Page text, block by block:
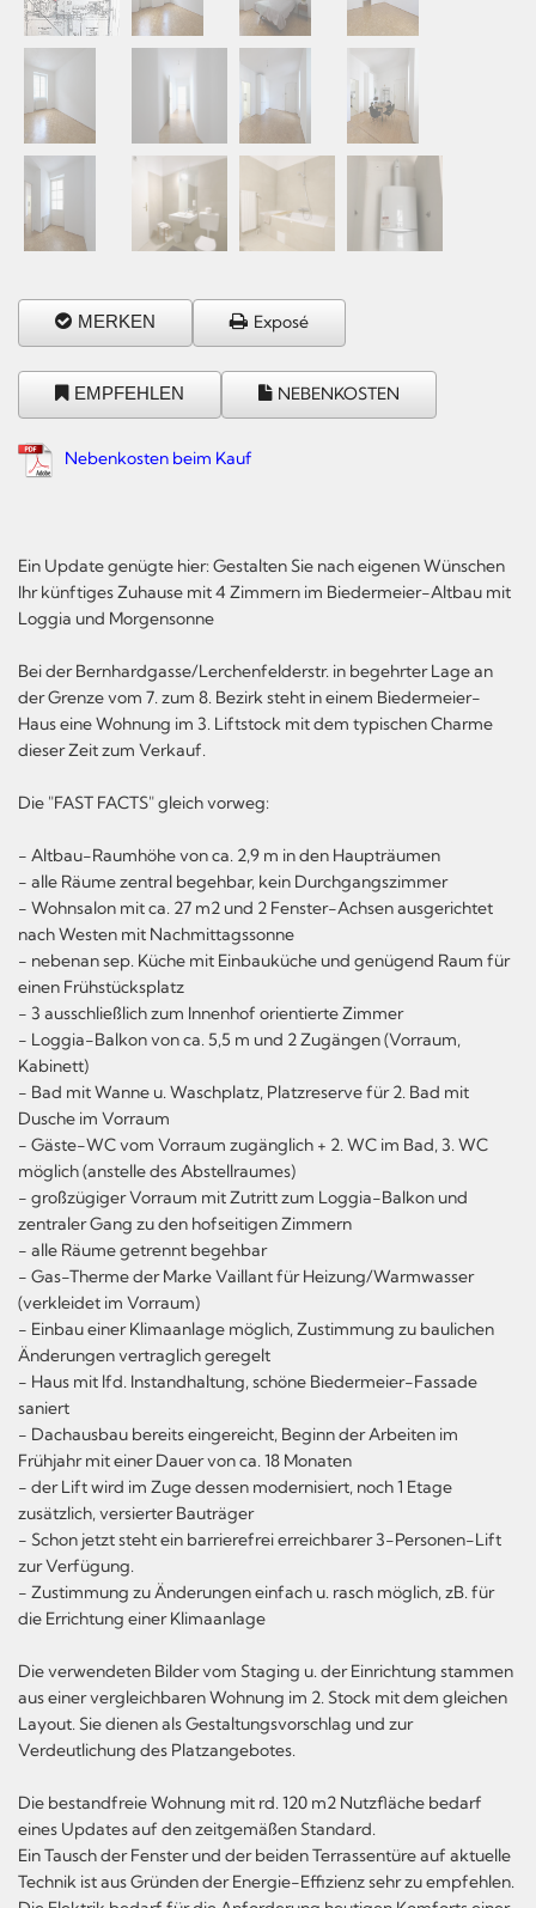
MERKEN Exposé
EMPFEHLEN NEBENKOSTEN
Nebenkosten beim Kauf
Ein Update genügte hier: Gestalten Sie nach eigenen Wünschen
Ihr künftiges Zuhause mit 4 Zimmern im Biedermeier-Altbau mit
Loggia und Morgensonne
Bei der Bernhardgasse/Lerchenfelderstr. in begehrter Lage an
der Grenze vom 7. zum 8. Bezirk steht in einem Biedermeier-
Haus eine Wohnung im 3. Liftstock mit dem typischen Charme
dieser Zeit zum Verkauf.
Die "FAST FACTS" gleich vorweg:
- Altbau-Raumhöhe von ca. 2,9 m in den Haupträumen
- alle Räume zentral begehbar, kein Durchgangszimmer
- Wohnsalon mit ca. 27 m2 und 2 Fenster-Achsen ausgerichtet
nach Westen mit Nachmittagssonne
- nebenan sep. Küche mit Einbauküche und genügend Raum für
einen Frühstücksplatz
- 3 ausschließlich zum Innenhof orientierte Zimmer
- Loggia-Balkon von ca. 5,5 m und 2 Zugängen (Vorraum,
Kabinett)
- Bad mit Wanne u. Waschplatz, Platzreserve für 2. Bad mit
Dusche im Vorraum
- Gäste-WC vom Vorraum zugänglich + 2. WC im Bad, 3. WC
möglich (anstelle des Abstellraumes)
- großzügiger Vorraum mit Zutritt zum Loggia-Balkon und
zentraler Gang zu den hofseitigen Zimmern
- alle Räume getrennt begehbar
- Gas-Therme der Marke Vaillant für Heizung/Warmwasser
(verkleidet im Vorraum)
- Einbau einer Klimaanlage möglich, Zustimmung zu baulichen
Änderungen vertraglich geregelt
- Haus mit lfd. Instandhaltung, schöne Biedermeier-Fassade
saniert
- Dachausbau bereits eingereicht, Beginn der Arbeiten im
Frühjahr mit einer Dauer von ca. 18 Monaten
- der Lift wird im Zuge dessen modernisiert, noch 1 Etage
zusätzlich, versierter Bauträger
- Schon jetzt steht ein barrierefrei erreichbarer 3-Personen-Lift
zur Verfügung.
- Zustimmung zu Änderungen einfach u. rasch möglich, zB. für
die Errichtung einer Klimaanlage
Die verwendeten Bilder vom Staging u. der Einrichtung stammen
aus einer vergleichbaren Wohnung im 2. Stock mit dem gleichen
Layout. Sie dienen als Gestaltungsvorschlag und zur
Verdeutlichung des Platzangebotes.
Die bestandfreie Wohnung mit rd. 120 m2 Nutzfläche bedarf
eines Updates auf den zeitgemäßen Standard.
Ein Tausch der Fenster und der beiden Terrassentüre auf aktuelle
Technik ist aus Gründen der Energie-Effizienz sehr zu empfehlen.